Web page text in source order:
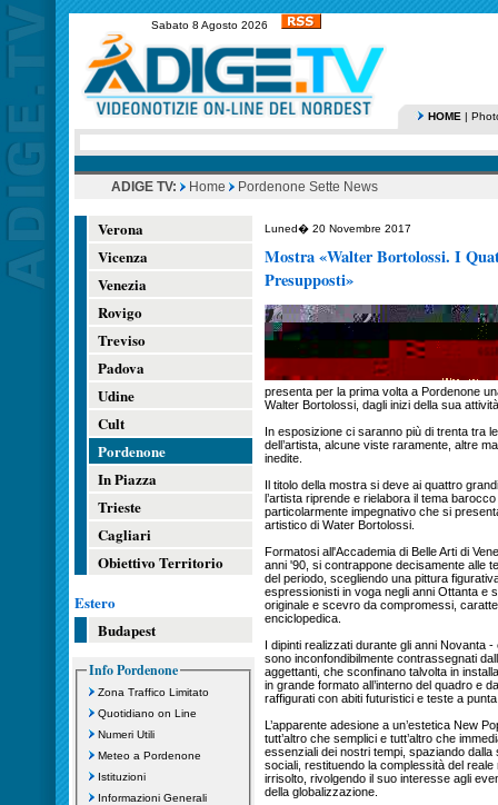
Sabato 8 Agosto 2026
HOME |
ADIGE TV: Home Pordenone Sette News
Verona
Vicenza
Venezia
Rovigo
Treviso
Padova
Udine
Cult
Pordenone
In Piazza
Trieste
Cagliari
Obiettivo Territorio
Estero
Budapest
Info Pordenone
Zona Traffico Limitato
Quotidiano on Line
Numeri Utili
Meteo a Pordenone
Istituzioni
Informazioni Generali
Luned� 20 Novembre 2017
Mostra «Walter Bortolossi. I
Presupposti»
presenta per la prima volta a Pordenone
Walter Bortolossi, dagli inizi della sua
In esposizione ci saranno più di trenta tra
dell’artista, alcune viste raramente, altre
inedite.
Il titolo della mostra si deve ai quattro
l’artista riprende e rielabora il tema
particolarmente impegnativo che si
artistico di Water Bortolossi.
Formatosi all'Accademia di Belle Arti di
anni '90, si contrappone decisamente alle
del periodo, scegliendo una pittura
espressionisti in voga negli anni Ottanta e
originale e scevro da compromessi,
enciclopedica.
I dipinti realizzati durante gli anni Novanta
sono inconfondibilmente contrassegnati
aggettanti, che sconfinano talvolta in
in grande formato all’interno del quadro e
raffigurati con abiti futuristici e teste a
L’apparente adesione a un’estetica New
tutt’altro che semplici e tutt’altro che
essenziali dei nostri tempi, spaziando
sociali, restituendo la complessità del
irrisolto, rivolgendo il suo interesse agli
della globalizzazione.